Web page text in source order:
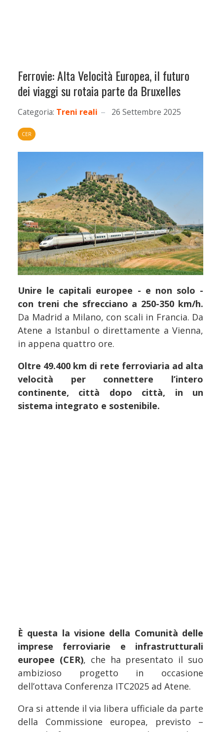
Ferrovie: Alta Velocità Europea, il futuro
dei viaggi su rotaia parte da Bruxelles
Categoria: Treni reali 26 Settembre 2025
CER
Unire le capitali europee - e non solo -
con treni che sfrecciano a 250-350 km/h.
Da Madrid a Milano, con scali in Francia. Da
Atene a Istanbul o direttamente a Vienna,
in appena quattro ore.
Oltre 49.400 km di rete ferroviaria ad alta
velocità per connettere l’intero
continente, città dopo città, in un
sistema integrato e sostenibile.
È questa la visione della Comunità delle
imprese ferroviarie e infrastrutturali
europee (CER), che ha presentato il suo
ambizioso progetto in occasione
dell’ottava Conferenza ITC2025 ad Atene.
Ora si attende il via libera ufficiale da parte
della Commissione europea, previsto –